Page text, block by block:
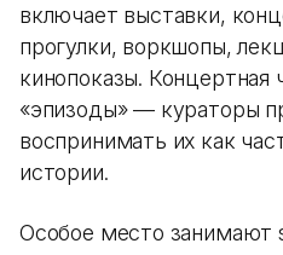
включает выставки,
прогулки, воркшопы,
кинопоказы. Концертная
«эпизоды» — кураторы
воспринимать их как
истории.
Особое место занимают